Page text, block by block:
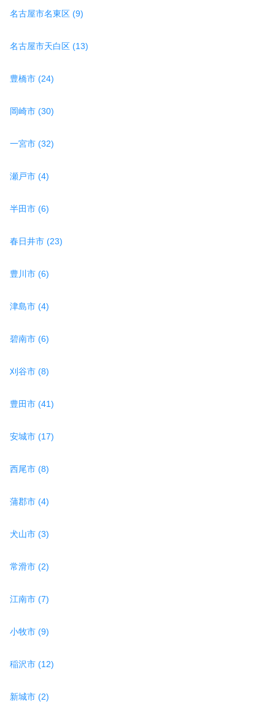
名古屋市名東区 (9)
名古屋市天白区 (13)
豊橋市 (24)
岡崎市 (30)
一宮市 (32)
瀬戸市 (4)
半田市 (6)
春日井市 (23)
豊川市 (6)
津島市 (4)
碧南市 (6)
刈谷市 (8)
豊田市 (41)
安城市 (17)
西尾市 (8)
蒲郡市 (4)
犬山市 (3)
常滑市 (2)
江南市 (7)
小牧市 (9)
稲沢市 (12)
新城市 (2)